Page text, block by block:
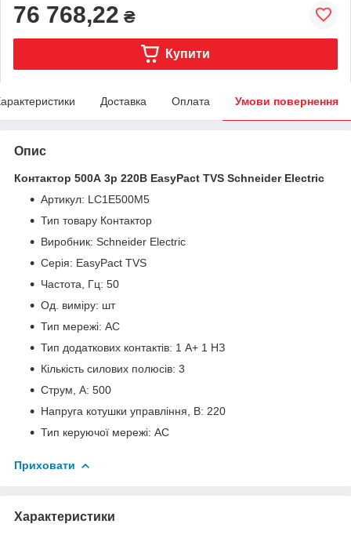
76 768,22 ₴
Купити
Доставка Оплата Умови повернення
Опис
Контактор 500А 3p 220В EasyPact TVS Schneider Electric
Артикул: LC1E500M5
Тип товару Контактор
Виробник: Schneider Electric
Серія: EasyPact TVS
Частота, Гц: 50
Од. виміру: шт
Тип мережі: AC
Тип додаткових контактів: 1 А+ 1 НЗ
Кількість силових полюсів: 3
Струм, А: 500
Напруга котушки управління, В: 220
Тип керуючої мережі: AC
Приховати
Характеристики